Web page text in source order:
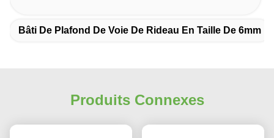
Bâti De Plafond De Voie De Rideau En Taille De 6mm
Produits Connexes